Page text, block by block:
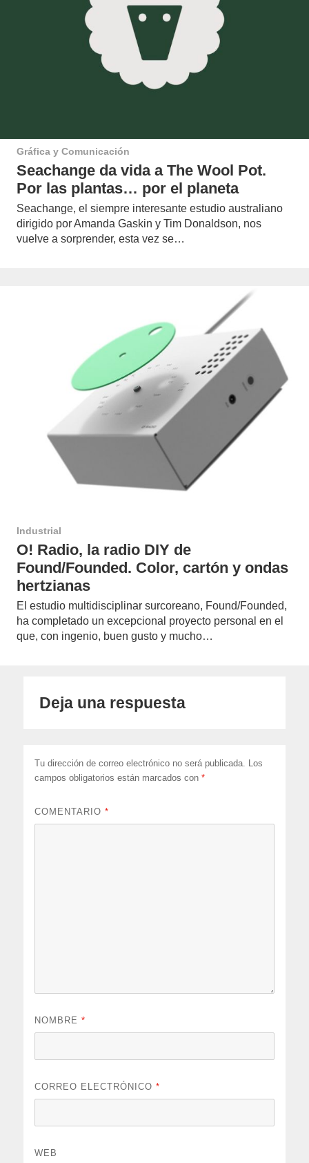
Gráfica y Comunicación
Seachange da vida a The Wool Pot.
Por las plantas… por el planeta
Seachange, el siempre interesante estudio australiano
dirigido por Amanda Gaskin y Tim Donaldson, nos
vuelve a sorprender, esta vez se…
Industrial
O! Radio, la radio DIY de
Found/Founded. Color, cartón y ondas
hertzianas
El estudio multidisciplinar surcoreano, Found/Founded,
ha completado un excepcional proyecto personal en el
que, con ingenio, buen gusto y mucho…
Deja una respuesta
Tu dirección de correo electrónico no será publicada. Los
campos obligatorios están marcados con*
COMENTARIO*
NOMBRE*
CORREO ELECTRÓNICO*
WEB